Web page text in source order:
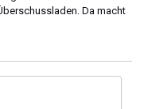
Da macht